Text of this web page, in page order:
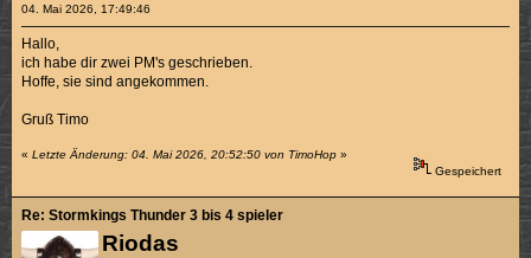
04. Mai 2026, 17:49:46
Hallo,
ich habe dir zwei PM's geschrieben.
Hoffe, sie sind angekommen.
Gruß Timo
«Letzte Änderung: 04. Mai 2026, 20:52:50 von TimoHop »
Gespeichert
Riodas
Re: Stormkings Thunder 3 bis 4 spieler